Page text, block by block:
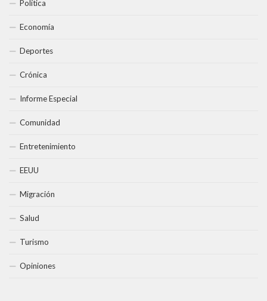
Política
Economía
Deportes
Crónica
Informe Especial
Comunidad
Entretenimiento
EEUU
Migración
Salud
Turismo
Opiniones